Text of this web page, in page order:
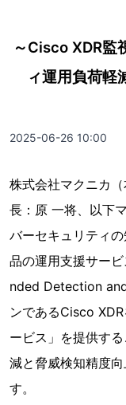
～Cisco XDR監
ィ運用負荷軽
2025-06-26 10:00
株式会社マクニカ
長：原 一将、以下
バーセキュリティ
品の運用支援サー
nded Detection
ンであるCisco
ービス」を提供す
減と脅威検知精度
す。